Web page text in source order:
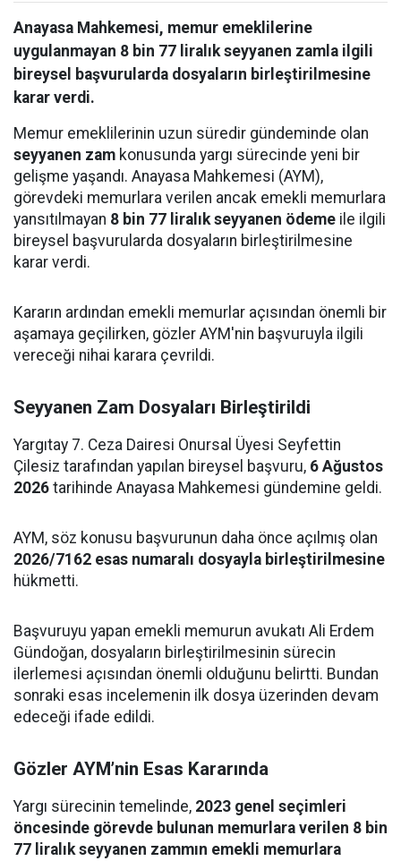
Anayasa Mahkemesi, memur emeklilerine
uygulanmayan 8 bin 77 liralık seyyanen zamla ilgili
bireysel başvurularda dosyaların birleştirilmesine
karar verdi.
Memur emeklilerinin uzun süredir gündeminde olan
seyyanen zam konusunda yargı sürecinde yeni bir
gelişme yaşandı. Anayasa Mahkemesi (AYM),
görevdeki memurlara verilen ancak emekli memurlara
yansıtılmayan 8 bin 77 liralık seyyanen ödeme ile ilgili
bireysel başvurularda dosyaların birleştirilmesine
karar verdi.
Kararın ardından emekli memurlar açısından önemli bir
aşamaya geçilirken, gözler AYM'nin başvuruyla ilgili
vereceği nihai karara çevrildi.
Seyyanen Zam Dosyaları Birleştirildi
Yargıtay 7. Ceza Dairesi Onursal Üyesi Seyfettin
Çilesiz tarafından yapılan bireysel başvuru, 6 Ağustos
2026 tarihinde Anayasa Mahkemesi gündemine geldi.
AYM, söz konusu başvurunun daha önce açılmış olan
2026/7162 esas numaralı dosyayla birleştirilmesine
hükmetti.
Başvuruyu yapan emekli memurun avukatı Ali Erdem
Gündoğan, dosyaların birleştirilmesinin sürecin
ilerlemesi açısından önemli olduğunu belirtti. Bundan
sonraki esas incelemenin ilk dosya üzerinden devam
edeceği ifade edildi.
Gözler AYM’nin Esas Kararında
Yargı sürecinin temelinde, 2023 genel seçimleri
öncesinde görevde bulunan memurlara verilen 8 bin
77 liralık seyyanen zammın emekli memurlara